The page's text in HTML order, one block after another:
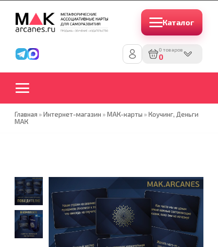
Каталог
0 товаров
0
Главная »Интернет-магазин »МАК-карты »Коучинг, Деньги
МАК